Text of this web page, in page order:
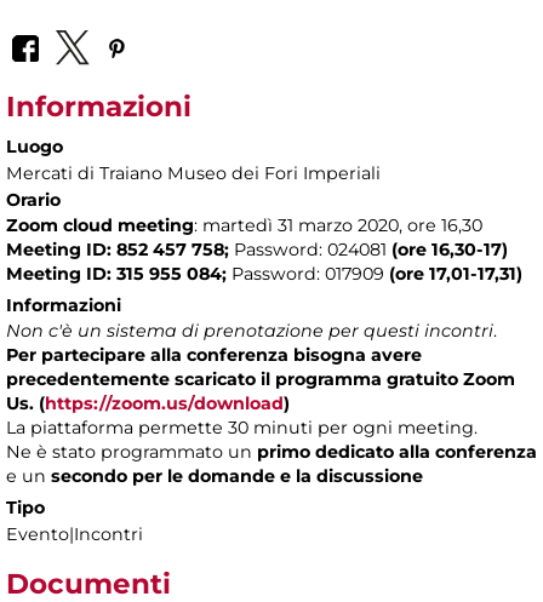
Informazioni
Luogo
Mercati di Traiano Museo dei Fori Imperiali
Orario
Zoom cloud meeting: martedì 31 marzo 2020, ore 16,30
Meeting ID: 852 457 758; Password: 024081 (ore 16,30-17)
Meeting ID: 315 955 084; Password: 017909 (ore 17,01-17,31)
Informazioni
Non c'è un sistema di prenotazione per questi incontri.
Per partecipare alla conferenza bisogna avere
precedentemente scaricato il programma gratuito Zoom
Us. (https://zoom.us/download)
La piattaforma permette 30 minuti per ogni meeting.
Ne è stato programmato un primo dedicato alla conferenza
e un secondo per le domande e la discussione
Tipo
Evento|Incontri
Documenti